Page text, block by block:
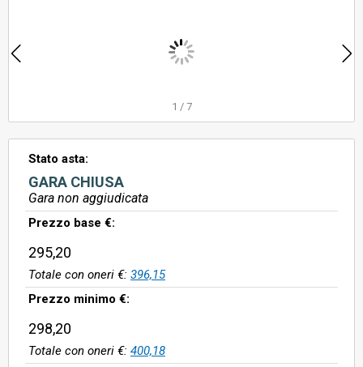
1 / 7
Stato asta:
GARA CHIUSA
Gara non aggiudicata
Prezzo base €:
295,20
Totale con oneri €: 396,15
Prezzo minimo €:
298,20
Totale con oneri €: 400,18